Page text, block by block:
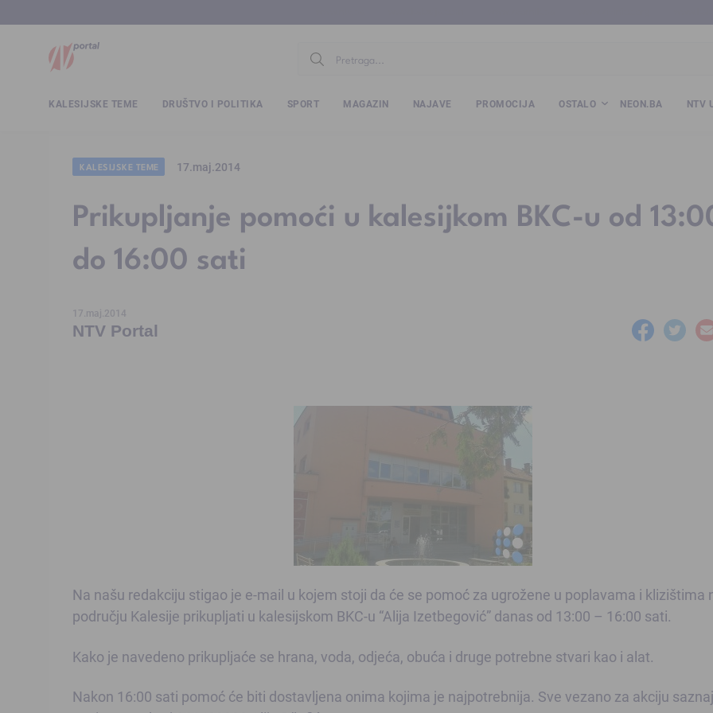
KALESIJSKE TEME DRUŠTVO I POLITIKA SPORT MAGAZIN NAJAVE PROMOCIJA OSTALO NEON.BA NTV
KALESIJSKE TEME 17.maj.2014
Prikupljanje pomoći u kalesijkom BKC-u od
do 16:00 sati
17.maj.2014
NTV Portal
Na našu redakciju stigao je e-mail u kojem stoji da će se pomoć za ugrožene u poplavama i klizištima
području Kalesije prikupljati u kalesijskom BKC-u “Alija Izetbegović” danas od 13:00 – 16:00 sati.
Kako je navedeno prikupljaće se hrana, voda, odjeća, obuća i druge potrebne stvari kao i alat.
Nakon 16:00 sati pomoć će biti dostavljena onima kojima je najpotrebnija. Sve vezano za akciju